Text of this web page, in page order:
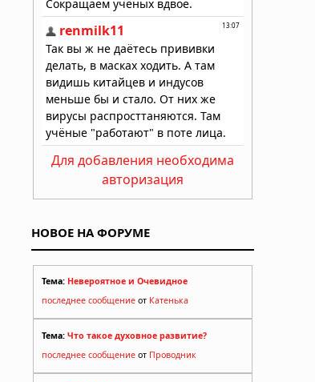
Для добавления необходима
авторизация
НОВОЕ НА ФОРУМЕ
Тема: Невероятное и Очевидное
последнее сообщение от Катенька
Тема: Что такое духовное развитие?
последнее сообщение от Проводник